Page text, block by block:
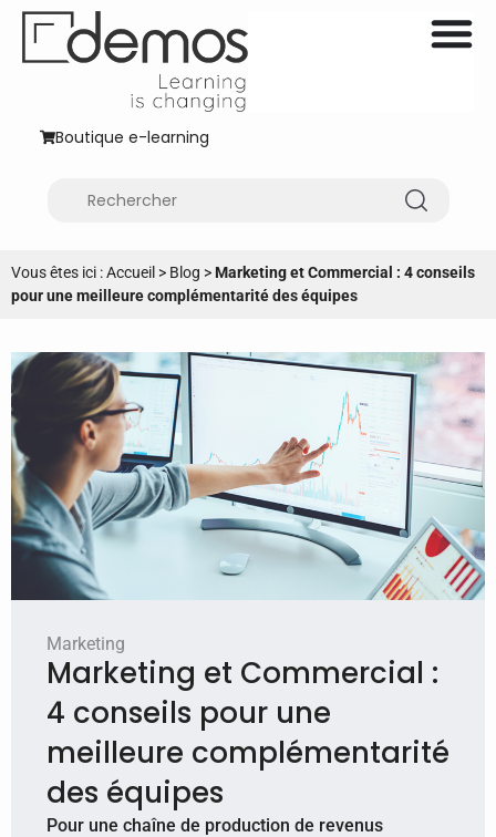
Boutique e-learning
Vous êtes ici :Accueil > Blog >Marketing et Commercial : 4 conseils
pour une meilleure complémentarité des équipes
Marketing
Marketing et Commercial :
4 conseils pour une
meilleure complémentarité
des équipes
Pour une chaîne de production de revenus